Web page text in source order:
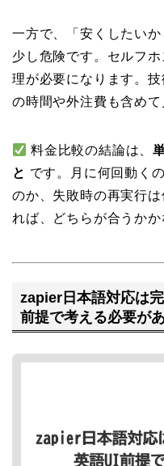
一方で、「安くしたい
少し危険です。セルフ
理が必要になります。
の時間や外注費も含めて
料金比較の結論は、
と です。月に何回動く
のか、失敗時の再実行
れば、どちらが合うか
zapier日本語対応は
前提で考える必要が